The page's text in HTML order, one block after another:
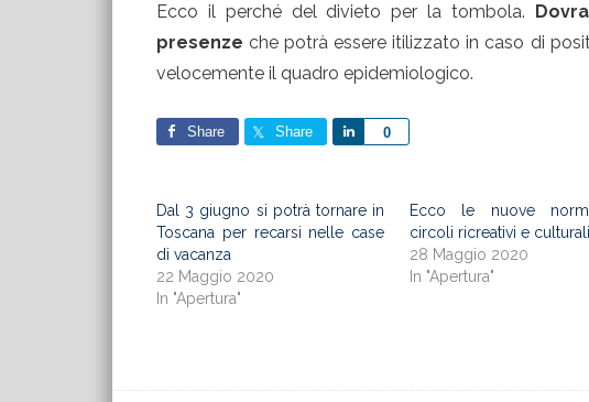
Ecco il perché del divieto per la tombola.
presenze che potrà essere itilizzato in caso di
velocemente il quadro epidemiologico.
Share Share 0
Share
Dal 3 giugno si potrà tornare in
Toscana per recarsi nelle case
di vacanza
22 Maggio 2020
In "Apertura"
Ecco le nuove
circoli ricreativi e culturali
28 Maggio 2020
In "Apertura"